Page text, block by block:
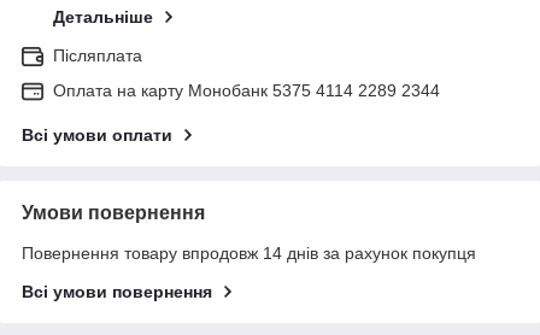
Детальніше
Післяплата
Оплата на карту Монобанк 5375 4114 2289 2344
Всі умови оплати
Умови повернення
Повернення товару впродовж 14 днів за рахунок покупця
Всі умови повернення